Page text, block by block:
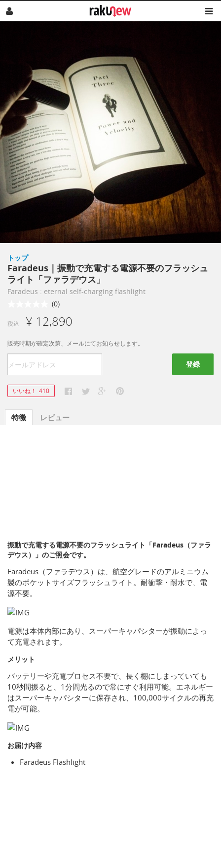
トップ
Faradeus｜振動で充電する電源不要のフラッシュ
ライト「ファラデウス」
Faradeus : eternal self-charging flashlight
(0)
税込 ¥ 12,890
販売時期が確定次第、メールにてお知らせします。
登録
いいね！ 410
特徴 レビュー
振動で充電する電源不要のフラッシュライト「Faradeus（ファラ
デウス）」のご照会です。
Faradeus（ファラデウス）は、航空グレードのアルミニウム
製のポケットサイズフラッシュライト。耐衝撃・耐水で、電
源不要。
電源は本体内部にあり、スーパーキャパシターが振動によっ
て充電されます。
メリット
バッテリーや充電プロセス不要で、長く棚にしまっていても
10秒間振ると、1分間光るので常にすぐ利用可能。エネルギー
はスーパーキャパシターに保存され、100,000サイクルの再充
電が可能。
お届け内容
Faradeus Flashlight